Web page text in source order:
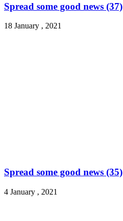
Spread some good news (37)
18 January , 2021
Spread some good news (35)
4 January , 2021